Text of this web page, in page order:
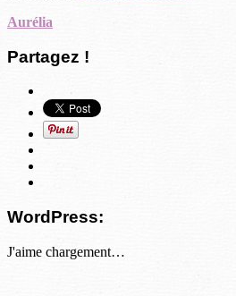
Aurélia
Partagez !
WordPress:
J'aime chargement…